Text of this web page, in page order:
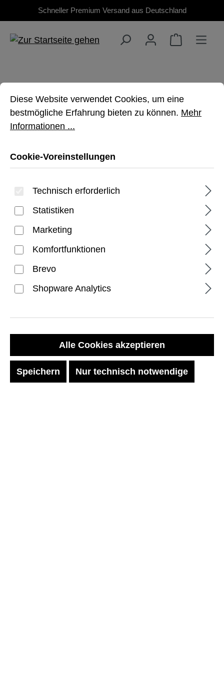
Zum Hauptinhalt springen
Schneller Premium Versand aus Deutschland
PIXEL 10 PRO
FOLD
Pixel 10 Pro Fold
Keine Produkte gefunden.
Cookie-Voreinstellungen
Diese Website verwendet Cookies, um eine
Diese Website verwendet Cookies, um eine
bestmögliche Erfahrung bieten zu können. Mehr
Informationen ...
Cookie-Voreinstellungen
Technisch erforderlich
Statistiken
Marketing
Komfortfunktionen
Brevo
Shopware Analytics
Alle Cookies akzeptieren
Speichern Nur technisch notwendige